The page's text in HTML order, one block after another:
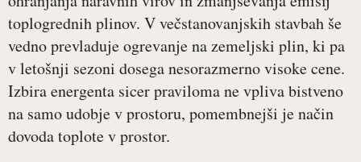
toplogrednih plinov. V večstanovanjskih stavbah še
vedno prevladuje ogrevanje na zemeljski plin, ki pa
v letošnji sezoni dosega nesorazmerno visoke cene.
Izbira energenta sicer praviloma ne vpliva bistveno
na samo udobje v prostoru, pomembnejši je način
dovoda toplote v prostor.